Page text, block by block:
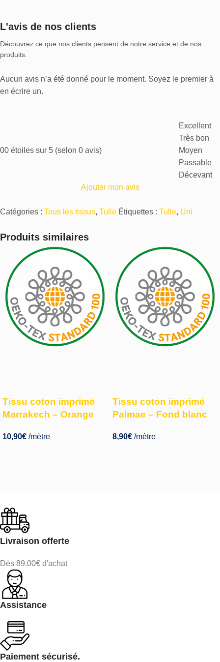
L'avis de nos clients
Découvrez ce que nos clients pensent de notre service et de nos
produits.
Aucun avis n’a été donné pour le moment. Soyez le premier à
en écrire un.
00 étoiles sur 5 (selon 0 avis)
Excellent
Très bon
Moyen
Passable
Décevant
Ajouter mon avis
Catégories : Tous les tissus, Tulle Étiquettes : Tulle, Uni
Produits similaires
Tissu coton imprimé
Marrakech – Orange
10,90€ /mètre
Tissu coton imprimé
Palmae – Fond blanc
8,90€ /mètre
Livraison offerte
Dès 89.00€ d'achat
Assistance
Paiement sécurisé.